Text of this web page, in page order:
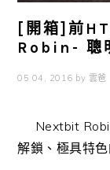
[開箱]前
Robin- 聰
05 04, 2016 by 雲爸
Nextbit
解鎖、極具特